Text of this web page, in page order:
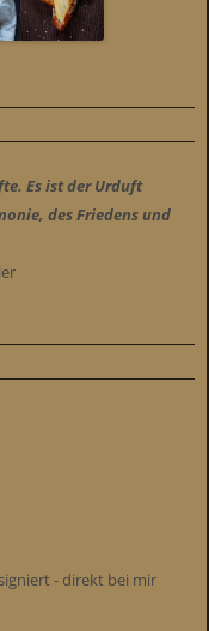
Es ist der Urduft
des Friedens und
- direkt bei mir